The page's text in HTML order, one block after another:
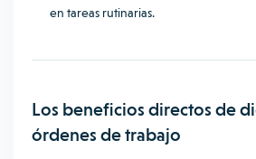
en tareas rutinarias.
Los beneficios directos de
órdenes de trabajo